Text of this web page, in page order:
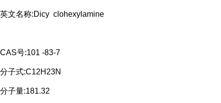
英文名称:Dicy clohexylamine
CAS号:101 -83-7
分子式:C12H23N
分子量:181.32